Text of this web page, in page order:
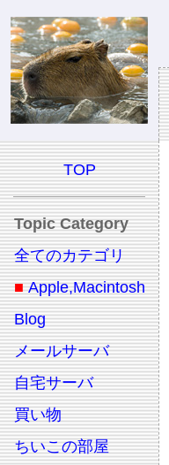
TOP
Topic Category
全てのカテゴリ
■ Apple,Macintosh
Blog
メールサーバ
自宅サーバ
買い物
ちいこの部屋